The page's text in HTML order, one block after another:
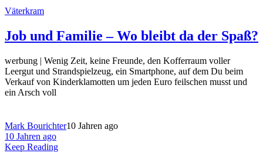
Väterkram
Job und Familie – Wo bleibt da der Spaß?
werbung | Wenig Zeit, keine Freunde, den Kofferraum voller
Leergut und Strandspielzeug, ein Smartphone, auf dem Du beim
Verkauf von Kinderklamotten um jeden Euro feilschen musst und
ein Arsch voll
Mark Bourichter10 Jahren ago
10 Jahren ago
Keep Reading